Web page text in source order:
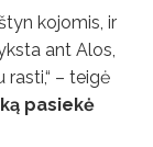
kojomis, ir
ant Alos,
– teigė
pasiekė